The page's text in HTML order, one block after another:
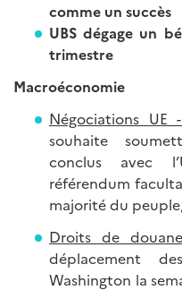
comme un succès
UBS dégage un
trimestre
Macroéconomie
Négociations UE
souhaite
conclus avec
référendum
majorité du
Droits de
déplacement
Washington la